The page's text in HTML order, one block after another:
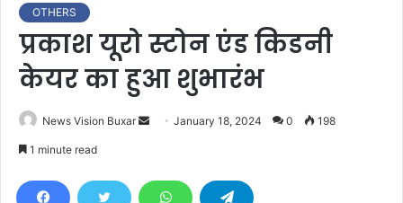
OTHERS
प्रकाश यूरो स्टोन एंड किडनी
केयर का हुआ शुभारंभ
News Vision Buxar
d
January 18, 2024 0 198
1 minute read